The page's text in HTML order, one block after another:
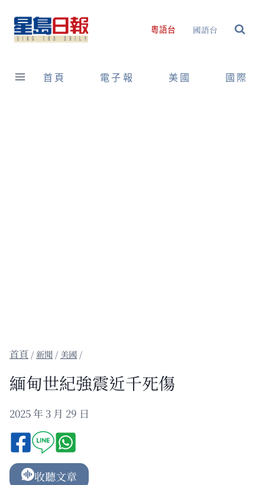
content
粵語台 國語台
首頁 電子報 美國 國際
/新聞 / 美國 /
緬甸世紀強震近千死傷
2025 年 3 月 29 日
收聽文章